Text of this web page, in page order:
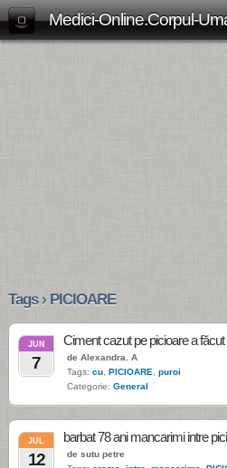
Tags › PICIOARE
JUN
7
Ciment cazut pe picioare a făcut
de Alexandra. A
Tags: cu PICIOARE
puroi
Categorie: General
JUL
12
barbat 78 ani mancarimi intre
de sutu petre